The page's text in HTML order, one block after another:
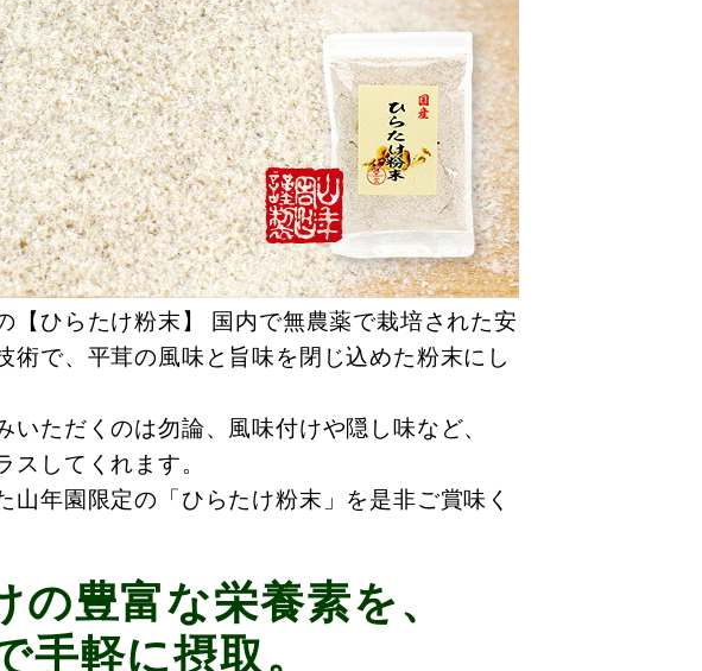
【ひらたけ粉末】 国内で無農薬で栽培された安
術で、平茸の風味と旨味を閉じ込めた粉末にし
いただくのは勿論、風味付けや隠し味など、
スしてくれます。
山年園限定の「ひらたけ粉末」を是非ご賞味く
の豊富な栄養素を、
手軽に摂取。